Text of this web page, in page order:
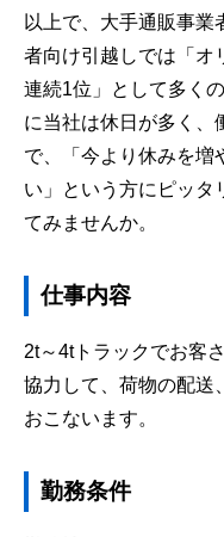
以上で、大手通販事
者向け引越しでは「オ
連続1位」として多く
に当社は休日が多く、
で、「今より休みを増
い」という方にピッタ
てみませんか。
仕事内容
2t～4tトラックでお客
協力して、荷物の配送
おこないます。
勤務条件